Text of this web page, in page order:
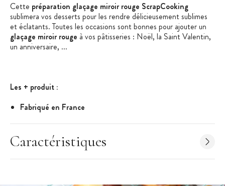
Cette préparation glaçage miroir rouge ScrapCooking
sublimera vos desserts pour les rendre délicieusement sublimes
et éclatants. Toutes les occasions sont bonnes pour ajouter un
glaçage miroir rouge à vos pâtisseries : Noël, la Saint Valentin,
un anniversaire, ...
Les + produit :
Fabriqué en France
Effet miroir
Pot refermable
Caractéristiques du Glaçage Miroir Rouge :
Caractéristiques